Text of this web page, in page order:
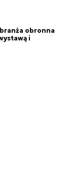
obronna
i